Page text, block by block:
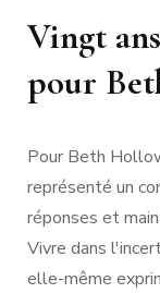
Vingt
pour
Pour Beth
représenté un
réponses et
Vivre dans
elle-même